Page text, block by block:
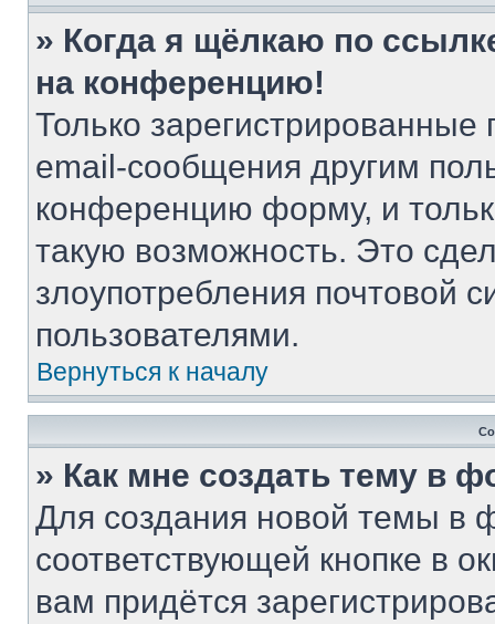
» Когда я щёлкаю по
на конференцию!
Только зарегистрированные
email-сообщения другим
конференцию форму, и
такую возможность. Это
злоупотребления почтовой
пользователями.
Вернуться к началу
» Как мне создать тему в
Для создания новой темы в
соответствующей кнопке в
вам придётся